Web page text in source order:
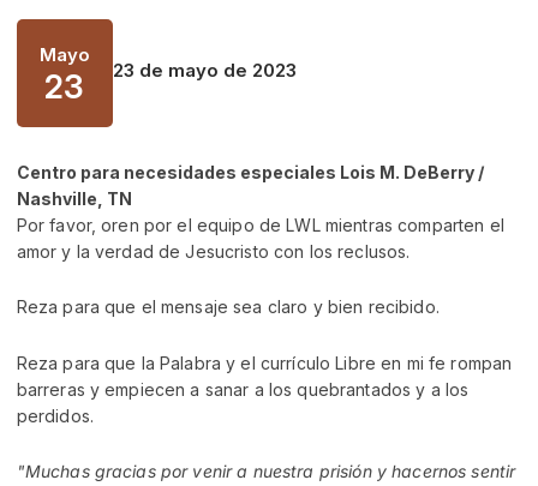
Mayo
23 23 de mayo de 2023
Centro para necesidades especiales Lois M. DeBerry /
Nashville, TN
Por favor, oren por el equipo de LWL mientras comparten el
amor y la verdad de Jesucristo con los reclusos.
Reza para que el mensaje sea claro y bien recibido.
Reza para que la Palabra y el currículo Libre en mi fe rompan
barreras y empiecen a sanar a los quebrantados y a los
perdidos.
"Muchas gracias por venir a nuestra prisión y hacernos sentir